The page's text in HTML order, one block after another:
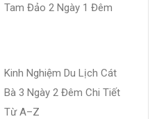
Tam Đảo 2 Ngày 1 Đêm
Kinh Nghiệm Du Lịch Cát
Bà 3 Ngày 2 Đêm Chi Tiết
Từ A–Z